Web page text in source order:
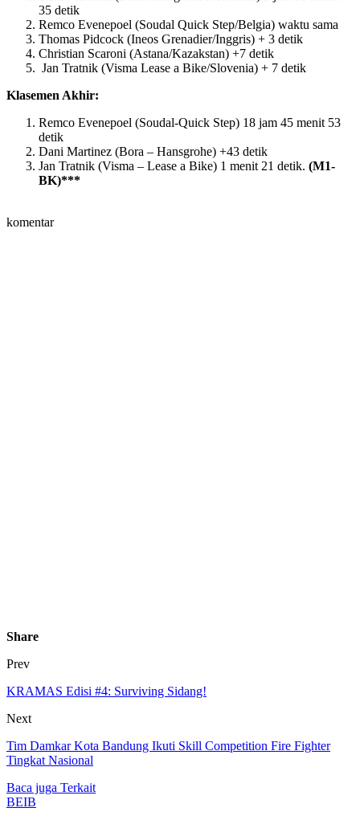
35 detik
Remco Evenepoel (Soudal Quick Step/Belgia) waktu sama
Thomas Pidcock (Ineos Grenadier/Inggris) + 3 detik
Christian Scaroni (Astana/Kazakstan) +7 detik
Jan Tratnik (Visma Lease a Bike/Slovenia) + 7 detik
Klasemen Akhir:
Remco Evenepoel (Soudal-Quick Step) 18 jam 45 menit 53
detik
Dani Martinez (Bora – Hansgrohe) +43 detik
Jan Tratnik (Visma – Lease a Bike) 1 menit 21 detik. (M1-
BK)***
komentar
Share
Prev
KRAMAS Edisi #4: Surviving Sidang!
Next
Tim Damkar Kota Bandung Ikuti Skill Competition Fire Fighter
Tingkat Nasional
Baca juga Terkait
BEIB